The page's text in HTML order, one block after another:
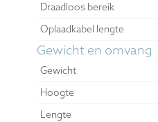
Draadloos bereik
Oplaadkabel lengte
Gewicht en omvang
Gewicht
Hoogte
Lengte